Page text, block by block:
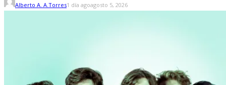
Alberto A. A.Torres1 día agoagosto 5, 2026